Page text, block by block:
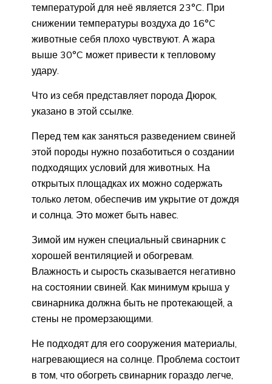
температурой для неё является 23°C. При
снижении температуры воздуха до 16°C
животные себя плохо чувствуют. А жара
выше 30°C может привести к тепловому
удару.
Что из себя представляет порода Дюрок,
указано в этой ссылке.
Перед тем как заняться разведением свиней
этой породы нужно позаботиться о создании
подходящих условий для животных. На
открытых площадках их можно содержать
только летом, обеспечив им укрытие от дождя
и солнца. Это может быть навес.
Зимой им нужен специальный свинарник с
хорошей вентиляцией и обогревам.
Влажность и сырость сказывается негативно
на состоянии свиней. Как минимум крыша у
свинарника должна быть не протекающей, а
стены не промерзающими.
Не подходят для его сооружения материалы,
нагревающиеся на солнце. Проблема состоит
в том, что обогреть свинарник гораздо легче,